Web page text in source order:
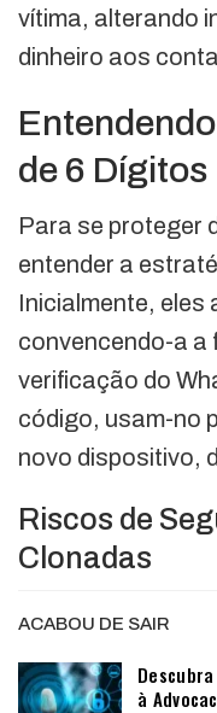
vítima, alterando
dinheiro aos
de 6 Dígitos
Para se proteger
entender a
Inicialmente, eles
convencendo-a a
verificação do
código, usam-no
novo dispositivo,
Riscos de
Clonadas
ACABOU DE SAIR
à